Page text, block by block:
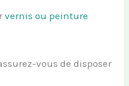
vernis ou peinture
vous de disposer